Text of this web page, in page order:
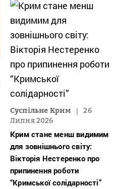
Суспільне Крим
26
Липня 2026
Крим стане менш видимим
для зовнішнього світу:
Вікторія Нестеренко про
припинення роботи
“Кримської солідарності”